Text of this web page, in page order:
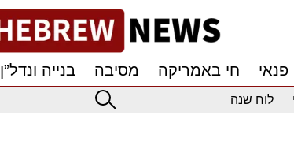
פנאי חי באמריקה מסיבה בנייה ונדל”ן
לוח שנה